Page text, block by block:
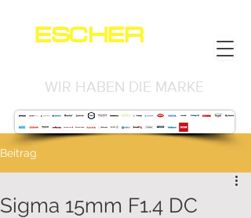
ESCHER
WIR HABEN DIE MARKE
Beitrag
Sigma 15mm F1.4 DC